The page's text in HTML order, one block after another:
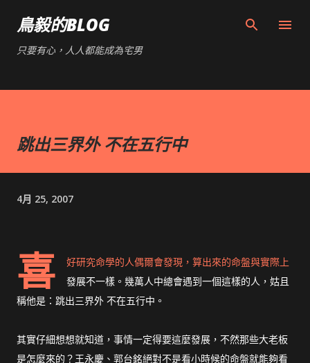
鳥毅的BLOG
只要有心，人人都能成為宅男
跳出三界外 不在五行中
4月 25, 2007
喜
好研究命學的人偶爾會發現，算出來的命盤與實際上
發展不一樣。幾萬人中總會遇到一個這樣的人，姑且
稱他是：跳出三界外 不在五行中。
其實仔細想想就知道，事情一定得要這麼發展，不然那些大老板
是怎麼來的？王永慶、郭台銘絕對不是看小時候的命盤就能夠看